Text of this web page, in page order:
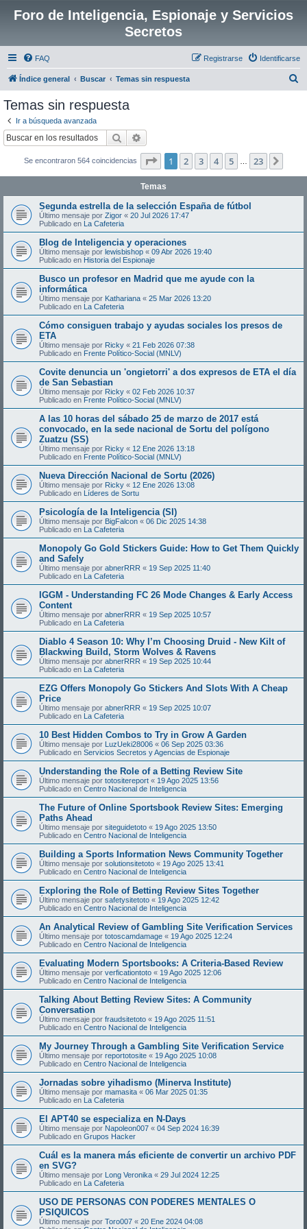
Foro de Inteligencia, Espionaje y Servicios
Secretos
FAQ Identificarse
Registrarse
Índice general Buscar Temas sin respuesta
Temas sin respuesta
Ir a búsqueda avanzada
Buscar
Se encontraron 564 coincidencias Página de 23
1 2 3 4 5 23
Temas
Segunda estrella de la selección España de fútbol
Último mensaje por Zigor « 20 Jul 2026 17:47
Publicado en La Cafeteria
Blog de Inteligencia y operaciones
Último mensaje por lewisbishop « 09 Abr 2026 19:40
Publicado en Historia del Espionaje
Busco un profesor en Madrid que me ayude con la
informática
Último mensaje por Kathariana « 25 Mar 2026 13:20
Publicado en La Cafeteria
Cómo consiguen trabajo y ayudas sociales los presos de
ETA
Último mensaje por Ricky « 21 Feb 2026 07:38
Publicado en Frente Político-Social (MNLV)
Covite denuncia un 'ongietorri' a dos expresos de ETA el día
de San Sebastian
Último mensaje por Ricky « 02 Feb 2026 10:37
Publicado en Frente Político-Social (MNLV)
A las 10 horas del sábado 25 de marzo de 2017 está
convocado, en la sede nacional de Sortu del polígono
Zuatzu (SS)
Último mensaje por Ricky « 12 Ene 2026 13:18
Publicado en Frente Político-Social (MNLV)
Nueva Dirección Nacional de Sortu (2026)
Último mensaje por Ricky « 12 Ene 2026 13:08
Publicado en Líderes de Sortu
Psicología de la Inteligencia (SI)
Último mensaje por BigFalcon « 06 Dic 2025 14:38
Publicado en La Cafeteria
Monopoly Go Gold Stickers Guide: How to Get Them Quickly
and Safely
Último mensaje por abnerRRR « 19 Sep 2025 11:40
Publicado en La Cafeteria
IGGM - Understanding FC 26 Mode Changes & Early Access
Content
Último mensaje por abnerRRR « 19 Sep 2025 10:57
Publicado en La Cafeteria
Diablo 4 Season 10: Why I’m Choosing Druid - New Kilt of
Blackwing Build, Storm Wolves & Ravens
Último mensaje por abnerRRR « 19 Sep 2025 10:44
Publicado en La Cafeteria
EZG Offers Monopoly Go Stickers And Slots With A Cheap
Price
Último mensaje por abnerRRR « 19 Sep 2025 10:07
Publicado en La Cafeteria
10 Best Hidden Combos to Try in Grow A Garden
Último mensaje por LuzUeki28006 « 06 Sep 2025 03:36
Publicado en Servicios Secretos y Agencias de Espionaje
Understanding the Role of a Betting Review Site
Último mensaje por totositereport « 19 Ago 2025 13:56
Publicado en Centro Nacional de Inteligencia
The Future of Online Sportsbook Review Sites: Emerging
Paths Ahead
Último mensaje por siteguidetoto « 19 Ago 2025 13:50
Publicado en Centro Nacional de Inteligencia
Building a Sports Information News Community Together
Último mensaje por solutionsitetoto « 19 Ago 2025 13:41
Publicado en Centro Nacional de Inteligencia
Exploring the Role of Betting Review Sites Together
Último mensaje por safetysitetoto « 19 Ago 2025 12:42
Publicado en Centro Nacional de Inteligencia
An Analytical Review of Gambling Site Verification Services
Último mensaje por totoscamdamage « 19 Ago 2025 12:24
Publicado en Centro Nacional de Inteligencia
Evaluating Modern Sportsbooks: A Criteria-Based Review
Último mensaje por verficationtoto « 19 Ago 2025 12:06
Publicado en Centro Nacional de Inteligencia
Talking About Betting Review Sites: A Community
Conversation
Último mensaje por fraudsitetoto « 19 Ago 2025 11:51
Publicado en Centro Nacional de Inteligencia
My Journey Through a Gambling Site Verification Service
Último mensaje por reportotosite « 19 Ago 2025 10:08
Publicado en Centro Nacional de Inteligencia
Jornadas sobre yihadismo (Minerva Institute)
Último mensaje por mamasita « 06 Mar 2025 01:35
Publicado en La Cafeteria
El APT40 se especializa en N-Days
Último mensaje por Napoleon007 « 04 Sep 2024 16:39
Publicado en Grupos Hacker
Cuál es la manera más eficiente de convertir un archivo PDF
en SVG?
Último mensaje por Long Veronika « 29 Jul 2024 12:25
Publicado en La Cafeteria
USO DE PERSONAS CON PODERES MENTALES O
PSIQUICOS
Último mensaje por Toro007 « 20 Ene 2024 04:08